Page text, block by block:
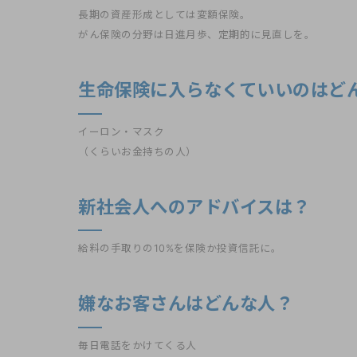
長期の資産形成としては変額保険。
がん保険の分野は日進月歩、定期的に見直しを。
生命保険に入らなくていいのはど
イーロン・マスク
（くらいお金持ちの人）
新社会人へのアドバイスは？
給料の手取りの10%を保険か投資信託に。
嫌なお客さんはどんな人？
毎日電話をかけてくる人